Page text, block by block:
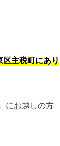
区主税町にあり
にお越しの方